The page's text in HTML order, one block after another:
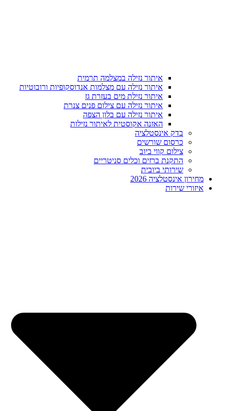
איתור נזילה במצלמה תרמית
איתור נזילה עם מצלמות אנדוסקופיות ורובוטיות
איתור נזילת מים בעזרת גז
איתור נזילה עם צילום פנים צנרת
איתור נזילה עם בלון הצפה
האזנה אקוסטית לאיתור נזילות
בדק אינסטלציה
כרסום שורשים
צילום קווי ביוב
התקנת ברזים וכלים סניטריים
שירותי ביובית
מחירון אינסטלציה 2026
איזורי שירות